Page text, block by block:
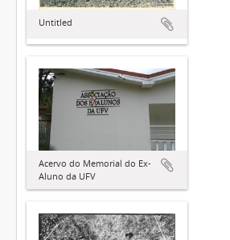
Untitled
Acervo do Memorial do Ex-
Aluno da UFV